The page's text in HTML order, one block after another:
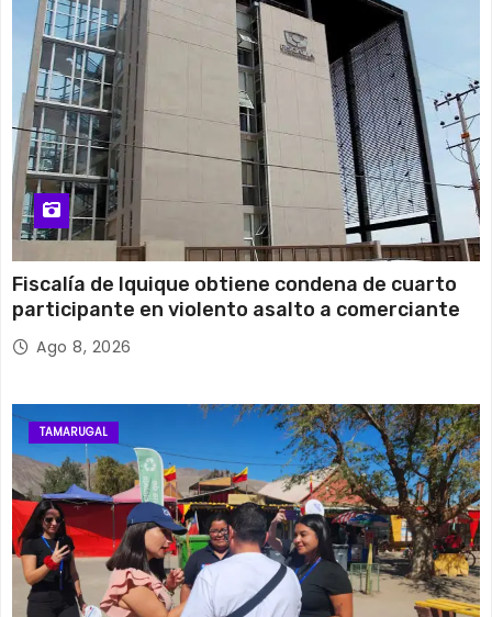
Domingo 25°C 14°C
Fiscalía de Iquique obtiene condena de cuarto
participante en violento asalto a comerciante
Ago 8, 2026
TAMARUGAL